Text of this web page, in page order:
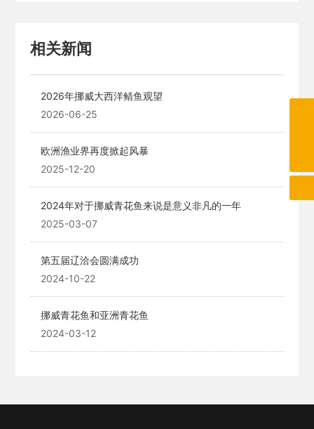
相关新闻
2026年挪威大西洋鲭鱼观望
2026-06-25
欧洲渔业界再度掀起风暴
2025-12-20
2024年对于挪威青花鱼来说是意义非凡的一年
2025-03-07
第五届辽洽会圆满成功
2024-10-22
挪威青花鱼和亚洲青花鱼
2024-03-12